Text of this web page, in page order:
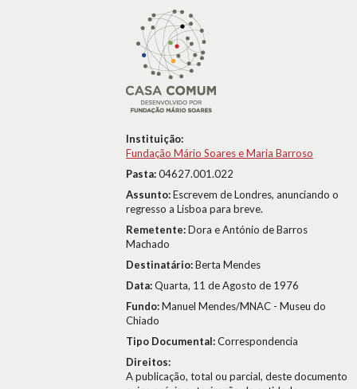
Instituição:
Fundação Mário Soares e Maria Barroso
Pasta:04627.001.022
Assunto:Escrevem de Londres, anunciando o
regresso a Lisboa para breve.
Remetente:Dora e António de Barros
Machado
Destinatário:Berta Mendes
Data:Quarta, 11 de Agosto de 1976
Fundo:Manuel Mendes/MNAC - Museu do
Chiado
Tipo Documental:Correspondencia
Direitos:
A publicação, total ou parcial, deste documento